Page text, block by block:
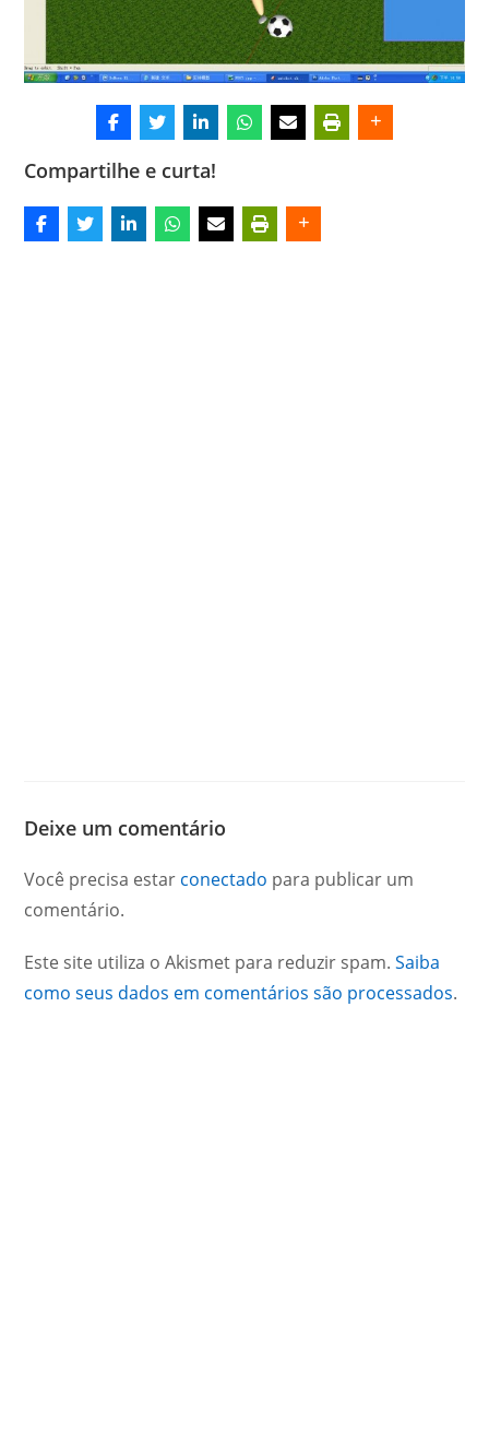
Compartilhe e curta!
Deixe um comentário
Você precisa estar conectado para publicar um
comentário.
Este site utiliza o Akismet para reduzir spam.Saiba
como seus dados em comentários são processados.